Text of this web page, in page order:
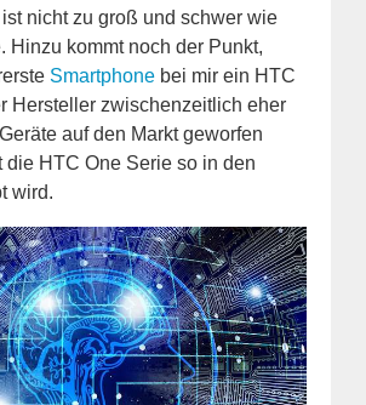
nicht zu groß und schwer wie
Hinzu kommt noch der Punkt,
Smartphone bei mir ein HTC
Hersteller zwischenzeitlich eher
auf den Markt geworfen
die HTC One Serie so in den
wird.